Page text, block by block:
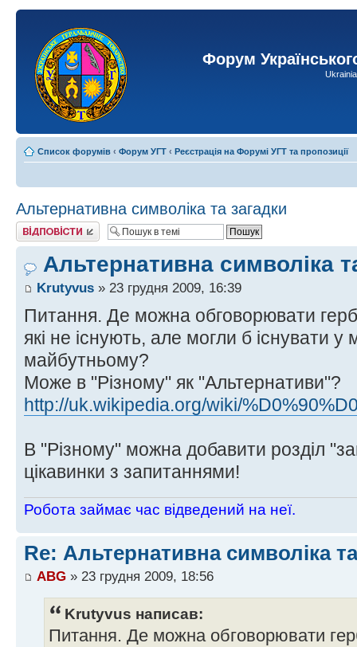
Форум
Список форумів ‹ Форум УГТ ‹ Реєстрація на Форумі УГТ та пропозиції
Альтернативна символіка та загадки
Відповісти
Альтернативна символіка
Krutyvus » 23 грудня 2009, 16:39
Питання. Де можна обговорювати
які не існують, але могли б існувати
майбутньому?
Може в "Різному" як "Альтернативи"?
http://uk.wikipedia.org/wiki/
В "Різному" можна добавити розділ
цікавинки з запитаннями!
Робота займає час відведений на неї.
Re: Альтернативна символіка
ABG » 23 грудня 2009, 18:56
Krutyvus написав:
Питання. Де можна обговорювати